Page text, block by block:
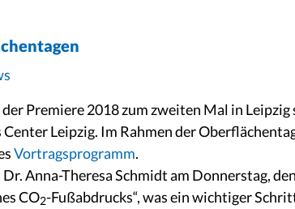
Premiere 2018 zum zweiten Mal in Leipzig
Leipzig. Im Rahmen der
Vortragsprogramm.
Anna-Theresa Schmidt am Donnerstag,
CO2-Fußabdrucks“, was ein wichtiger